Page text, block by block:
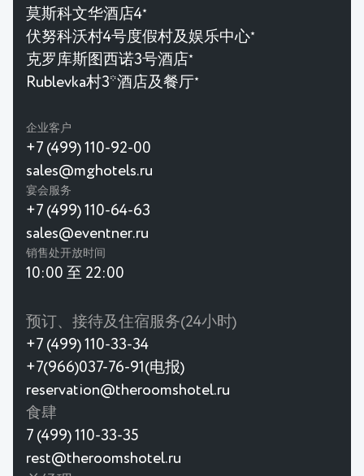
莫斯科文华酒店4★
伏努科沃村4号度假村及娱乐中心★
克罗库斯图西诺3号酒店 ★
Rublevka村3*酒店及餐厅★
企业客户
+7 (499) 110-92-00
sales@mghotels.ru
宴会服务
+7 (499) 110-64-63
sales@eventner.ru
销售处开放时间
10:00 至 22:00
预订、接待及住宿服务(24小时)
+7 (499) 110-33-34
+7(966)037-76-91(电报)
reservation@theroomshotel.ru
食肆
7 (499) 110-33-35
rest@theroomshotel.ru